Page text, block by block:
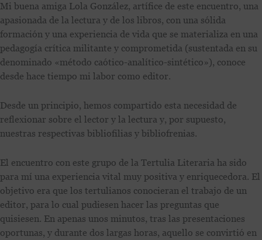
Mi buena amiga Lola González, artífice de este encuentro, una
apasionada de la lectura y de los libros, con una sólida
formación y una experiencia de vida que se materializa en una
pedagogía crítica militante y comprometida (sustentada en su
denominado «método caótico-analítico-sintético»), conoce
desde hace tiempo mi labor como editor.
Desde un principio, hemos compartido esta necesidad de
reflexionar sobre el lector y la lectura y, por supuesto,
nuestras respectivas bibliofilias y bibliofrenias.
El encuentro con este grupo de la Tertulia Literaria ha sido
para mí una experiencia vital muy positiva y enriquecedora. El
objetivo era que los tertulianos conocieran el trabajo de un
editor, para lo cual pudiesen hacer las preguntas que
quisiesen. En apenas unos minutos, tras las presentaciones
oportunas, y durante dos largas horas, aquello se convirtió en